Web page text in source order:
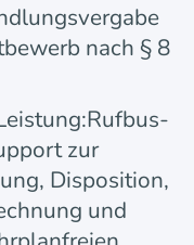
nach § 8
zur
Disposition,
und